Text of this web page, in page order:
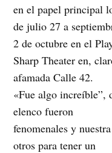
en el papel principal
de julio 27 a
2 de octubre en el
Sharp Theater en,
afamada Calle 42.
«Fue algo increíble”,
elenco fueron
fenomenales y
otros para tener un